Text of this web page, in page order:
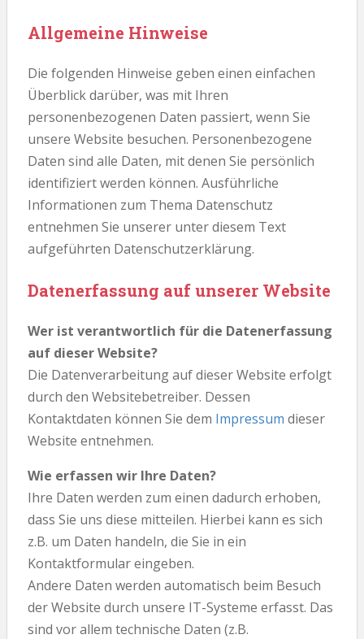
Allgemeine Hinweise
Die folgenden Hinweise geben einen einfachen
Überblick darüber, was mit Ihren
personenbezogenen Daten passiert, wenn Sie
unsere Website besuchen. Personenbezogene
Daten sind alle Daten, mit denen Sie persönlich
identifiziert werden können. Ausführliche
Informationen zum Thema Datenschutz
entnehmen Sie unserer unter diesem Text
aufgeführten Datenschutzerklärung.
Datenerfassung auf unserer Website
Wer ist verantwortlich für die Datenerfassung
auf dieser Website?
Die Datenverarbeitung auf dieser Website erfolgt
durch den Websitebetreiber. Dessen
Kontaktdaten können Sie dem Impressum dieser
Website entnehmen.
Wie erfassen wir Ihre Daten?
Ihre Daten werden zum einen dadurch erhoben,
dass Sie uns diese mitteilen. Hierbei kann es sich
z.B. um Daten handeln, die Sie in ein
Kontaktformular eingeben.
Andere Daten werden automatisch beim Besuch
der Website durch unsere IT-Systeme erfasst. Das
sind vor allem technische Daten (z.B.